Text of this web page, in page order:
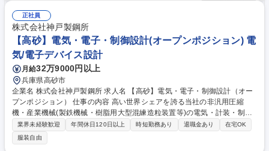
正社員
株式会社神戸製鋼所
【高砂】電気・電子・制御設計(オープンポジション) 電
気/電子デバイス設計
月給32万9000円以上
兵庫県高砂市
企業名 株式会社神戸製鋼所 求人名 【高砂】電気・電子・制御設計（オー
プンポジション） 仕事の内容 高い世界シェアを誇る当社の非汎用圧縮
機・産業機械(製鉄機械・樹脂用大型混練造粒装置等)の電気・計装・制御
設計を担当。オーダーメードで設計を行うため、機械設計や工程管理と一
体となりプロジェクトを推進。 【製品】当社の非汎用圧縮機(回転機)/タイ
ヤ・ゴム機械/樹脂機械は世界各国の石油・天然ガス・化学プラントや製鉄
業界未経験歓迎 年間休日120日以上 時短勤務あり 退職金あり
在宅OK
服装自由